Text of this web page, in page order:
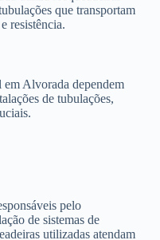
que transportam
resistência.
em Alvorada dependem
de tubulações,
pelo
de sistemas de
utilizadas atendam